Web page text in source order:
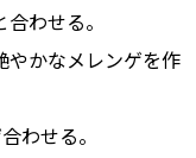
わせる。
やかなメレンゲを作
わせる。